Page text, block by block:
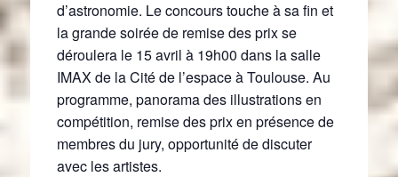
d’astronomie. Le concours touche à sa fin et
la grande soirée de remise des prix se
déroulera le 15 avril à 19h00 dans la salle
IMAX de la Cité de l’espace à Toulouse. Au
programme, panorama des illustrations en
compétition, remise des prix en présence de
membres du jury, opportunité de discuter
avec les artistes.